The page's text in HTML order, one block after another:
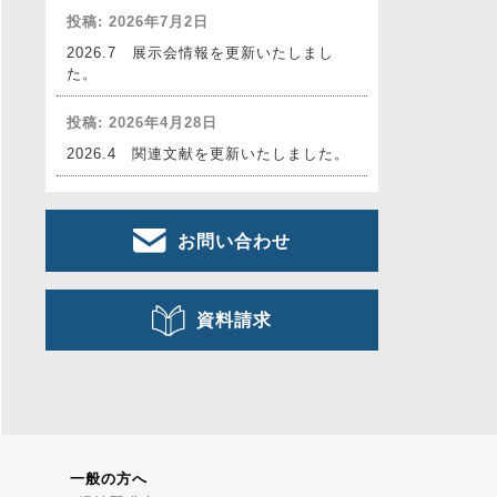
2026.7 展示会情報を更新いたしまし
た。
投稿: 2026年7月2日
2026.4 関連文献を更新いたしました。
投稿: 2026年4月28日
お問い合わせ
資料請求
一般の方へ